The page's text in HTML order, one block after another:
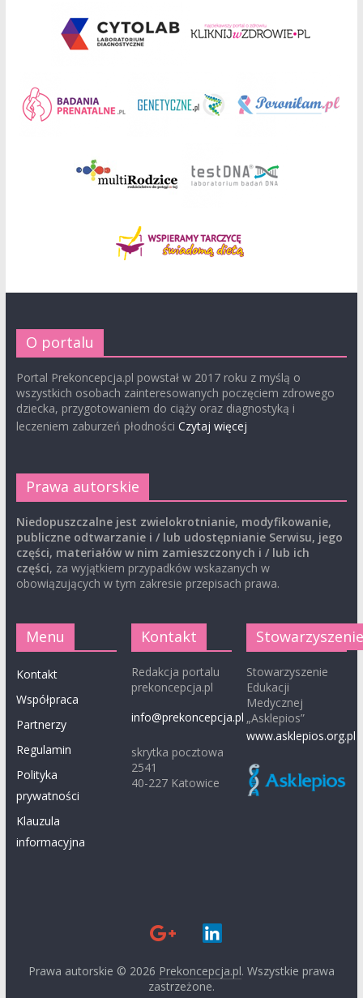
O portalu
Portal Prekoncepcja.pl powstał w 2017 roku z myślą o
wszystkich osobach zainteresowanych poczęciem zdrowego
dziecka, przygotowaniem do ciąży oraz diagnostyką i
leczeniem zaburzeń płodności Czytaj więcej
Prawa autorskie
Niedopuszczalne jest zwielokrotnianie, modyfikowanie,
publiczne odtwarzanie i / lub udostępnianie Serwisu, jego
części, materiałów w nim zamieszczonych i / lub ich
części, za wyjątkiem przypadków wskazanych w
obowiązujących w tym zakresie przepisach prawa.
Menu
Kontakt
Współpraca
Partnerzy
Regulamin
Polityka
prywatności
Klauzula
informacyjna
Kontakt
Redakcja portalu
prekoncepcja.pl
info@prekoncepcja.pl
skrytka pocztowa
2541
40-227 Katowice
Stowarzyszenie
Edukacji
Medycznej
„Asklepios”
www.asklepios.org.pl
Prawa autorskie © 2026 Prekoncepcja.pl. Wszystkie prawa
zastrzeżone.